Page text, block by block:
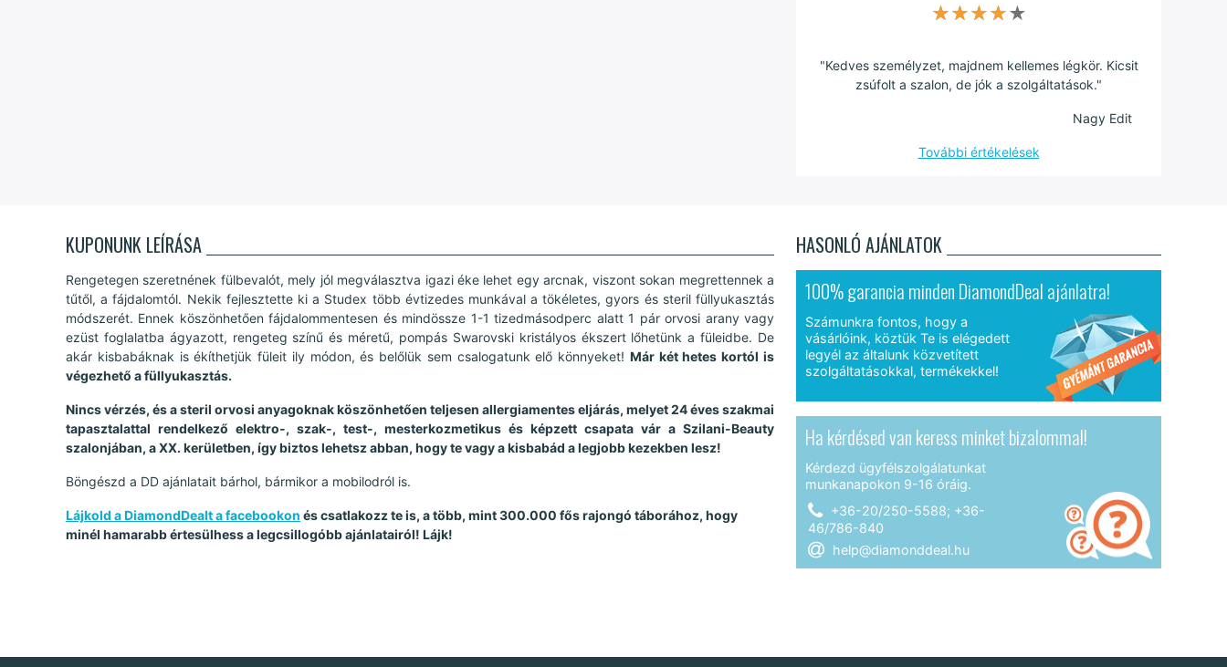
★★★★★
★★★★★
"Kedves személyzet, majdnem kellemes légkör. Kicsit
zsúfolt a szalon, de jók a szolgáltatások."
Nagy Edit
További értékelések
KUPONUNK LEÍRÁSA
Rengetegen szeretnének fülbevalót, mely jól megválasztva igazi éke lehet egy arcnak, viszont sokan megrettennek a
tűtől, a fájdalomtól. Nekik fejlesztette ki a Studex több évtizedes munkával a tökéletes, gyors és steril füllyukasztás
módszerét. Ennek köszönhetően fájdalommentesen és mindössze 1-1 tizedmásodperc alatt 1 pár orvosi arany vagy
ezüst foglalatba ágyazott, rengeteg színű és méretű, pompás Swarovski kristályos ékszert lőhetünk a füleidbe. De
akár kisbabáknak is ékíthetjük füleit ily módon, és belőlük sem csalogatunk elő könnyeket! Már két hetes kortól is
végezhető a füllyukasztás.
Nincs vérzés, és a steril orvosi anyagoknak köszönhetően teljesen allergiamentes eljárás, melyet 24 éves szakmai
tapasztalattal rendelkező elektro-, szak-, test-, mesterkozmetikus és képzett csapata vár a Szilani-Beauty
szalonjában, a XX. kerületben, így biztos lehetsz abban, hogy te vagy a kisbabád a legjobb kezekben lesz!
Böngészd a DD ajánlatait bárhol, bármikor a mobilodról is.
Lájkold a DiamondDealt a facebookon és csatlakozz te is, a több, mint 300.000 fős rajongó táborához, hogy
minél hamarabb értesülhess a legcsillogóbb ajánlatairól! Lájk!
HASONLÓ AJÁNLATOK
100% garancia minden DiamondDeal ajánlatra!
Számunkra fontos, hogy a
vásárlóink, köztük Te is elégedett
legyél az általunk közvetített
szolgáltatásokkal, termékekkel!
Ha kérdésed van keress minket bizalommal!
Kérdezd ügyfélszolgálatunkat
munkanapokon 9-16 óráig.
+36-20/250-5588; +36-
46/786-840
help@diamonddeal.hu